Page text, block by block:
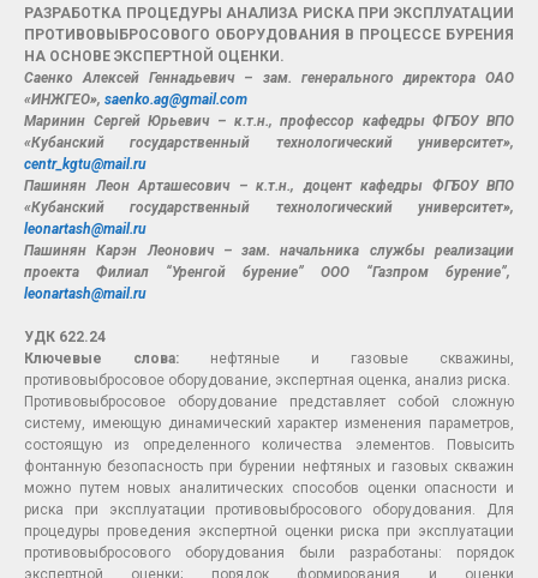
РАЗРАБОТКА ПРОЦЕДУРЫ АНАЛИЗА РИСКА ПРИ ЭКСПЛУАТАЦИИ
ПРОТИВОВЫБРОСОВОГО ОБОРУДОВАНИЯ В ПРОЦЕССЕ БУРЕНИЯ
НА ОСНОВЕ ЭКСПЕРТНОЙ ОЦЕНКИ.
Саенко Алексей Геннадьевич – зам. генерального директора ОАО
«ИНЖГЕО», saenko.ag@gmail.com
Маринин Сергей Юрьевич – к.т.н., профессор кафедры ФГБОУ ВПО
«Кубанский государственный технологический университет»,
centr_kgtu@mail.ru
Пашинян Леон Арташесович – к.т.н., доцент кафедры ФГБОУ ВПО
«Кубанский государственный технологический университет»,
leonartash@mail.ru
Пашинян Карэн Леонович – зам. начальника службы реализации
проекта Филиал “Уренгой бурение” ООО “Газпром бурение”,
leonartash@mail.ru
УДК 622.24
Ключевые слова: нефтяные и газовые скважины,
противовыбросовое оборудование, экспертная оценка, анализ риска.
Противовыбросовое оборудование представляет собой сложную
систему, имеющую динамический характер изменения параметров,
состоящую из определенного количества элементов. Повысить
фонтанную безопасность при бурении нефтяных и газовых скважин
можно путем новых аналитических способов оценки опасности и
риска при эксплуатации противовыбросового оборудования. Для
процедуры проведения экспертной оценки риска при эксплуатации
противовыбросового оборудования были разработаны: порядок
экспертной оценки; порядок формирования и оценки